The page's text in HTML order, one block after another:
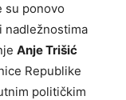
su ponovo
nadležnostima
Anje Trišić
Republike
političkim